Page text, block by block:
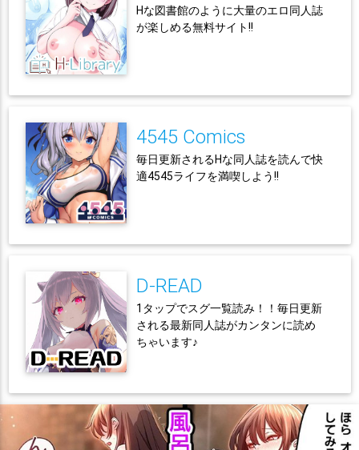
Hな図書館のように大量のエロ同人誌
が楽しめる無料サイト!!
4545 Comics
毎日更新されるHな同人誌を読んで快
適4545ライフを満喫しよう!!
D-READ
1タップでスグ一覧読み！！毎日更新
される最新同人誌がカンタンに読め
ちゃいます♪